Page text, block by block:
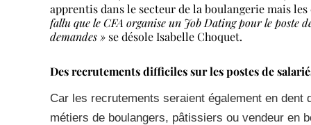
apprentis dans le secteur de la boulangerie mais les
fallu que le CFA organise un Job Dating pour le poste
demandes » se désole Isabelle Choquet.
Des recrutements difficiles sur les postes de
Car les recrutements seraient également en
métiers de boulangers, pâtissiers ou vendeur en